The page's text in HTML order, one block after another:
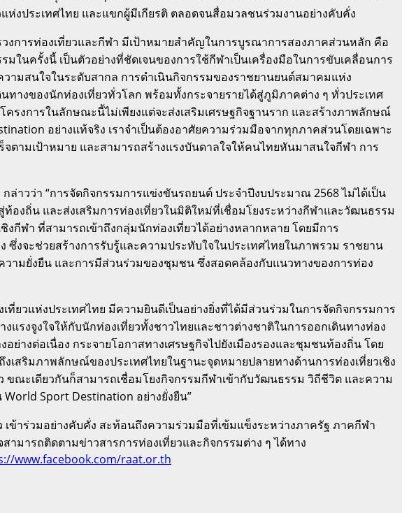
งประเทศไทย และแขกผู้มีเกียรติ ตลอดจนสื่อมวลชนร่วมงานอย่างคับคั่ง
งการท่องเที่ยวและกีฬา มีเป้าหมายสำคัญในการบูรณาการสองภาคส่วนหลัก คือ
ในครั้งนี้ เป็นตัวอย่างที่ชัดเจนของการใช้กีฬาเป็นเครื่องมือในการขับเคลื่อนการ
ามสนใจในระดับสากล การดำเนินกิจกรรมของราชยานยนต์สมาคมแห่ง
างของนักท่องเที่ยวทั่วโลก พร้อมทั้งกระจายรายได้สู่ภูมิภาคต่าง ๆ ทั่วประเทศ
งการในลักษณะนี้ไม่เพียงแต่จะส่งเสริมเศรษฐกิจฐานราก และสร้างภาพลักษณ์
อย่างแท้จริง เราจำเป็นต้องอาศัยความร่วมมือจากทุกภาคส่วนโดยเฉพาะ
ตามเป้าหมาย และสามารถสร้างแรงบันดาลใจให้คนไทยหันมาสนใจกีฬา การ
วว่า “การจัดกิจกรรมการแข่งขันรถยนต์ ประจำปีงบประมาณ 2568 ไม่ได้เป็น
องถิ่น และส่งเสริมการท่องเที่ยวในมิติใหม่ที่เชื่อมโยงระหว่างกีฬาและวัฒนธรรม
งกีฬา ที่สามารถเข้าถึงกลุ่มนักท่องเที่ยวได้อย่างหลากหลาย โดยมีการ
งจะช่วยสร้างการรับรู้และความประทับใจในประเทศไทยในภาพรวม ราชยาน
ามยั่งยืน และการมีส่วนร่วมของชุมชน ซึ่งสอดคล้องกับแนวทางของการท่อง
ยวแห่งประเทศไทย มีความยินดีเป็นอย่างยิ่งที่ได้มีส่วนร่วมในการจัดกิจกรรมการ
รงจูงใจให้กับนักท่องเที่ยวทั้งชาวไทยและชาวต่างชาติในการออกเดินทางท่อง
างต่อเนื่อง กระจายโอกาสทางเศรษฐกิจไปยังเมืองรองและชุมชนท้องถิ่น โดย
สริมภาพลักษณ์ของประเทศไทยในฐานะจุดหมายปลายทางด้านการท่องเที่ยวเชิง
ณะเดียวกันก็สามารถเชื่อมโยงกิจกรรมกีฬาเข้ากับวัฒนธรรม วิถีชีวิต และความ
Sport Destination อย่างยั่งยืน”
ข้าร่วมอย่างคับคั่ง สะท้อนถึงความร่วมมือที่เข้มแข็งระหว่างภาครัฐ ภาคกีฬา
มารถติดตามข่าวสารการท่องเที่ยวและกิจกรรมต่าง ๆ ได้ทาง
www.facebook.com/raat.or.th